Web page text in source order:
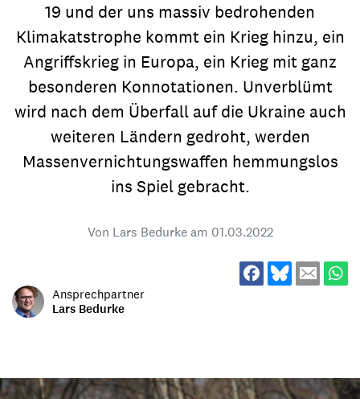
19 und der uns massiv bedrohenden
Klimakatstrophe kommt ein Krieg hinzu, ein
Angriffskrieg in Europa, ein Krieg mit ganz
besonderen Konnotationen. Unverblümt
wird nach dem Überfall auf die Ukraine auch
weiteren Ländern gedroht, werden
Massenvernichtungswaffen hemmungslos
ins Spiel gebracht.
Von Lars Bedurke am 01.03.2022
Ansprechpartner
Lars Bedurke